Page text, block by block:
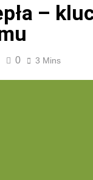
–
0 3 Mins